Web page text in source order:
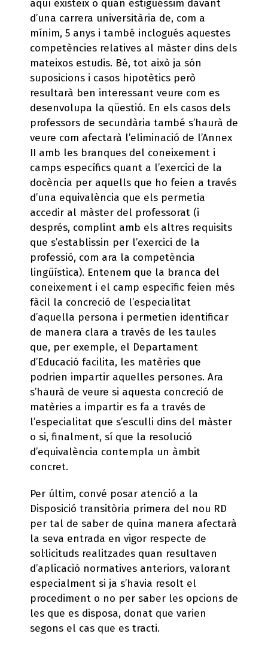
aquí existeix o quan estiguéssim davant
d’una carrera universitària de, com a
mínim, 5 anys i també inclogués aquestes
competències relatives al màster dins dels
mateixos estudis. Bé, tot això ja són
suposicions i casos hipotètics però
resultarà ben interessant veure com es
desenvolupa la qüestió. En els casos dels
professors de secundària també s’haurà de
veure com afectarà l’eliminació de l’Annex
II amb les branques del coneixement i
camps específics quant a l’exercici de la
docència per aquells que ho feien a través
d’una equivalència que els permetia
accedir al màster del professorat (i
després, complint amb els altres requisits
que s’establissin per l’exercici de la
professió, com ara la competència
lingüística). Entenem que la branca del
coneixement i el camp específic feien més
fàcil la concreció de l’especialitat
d’aquella persona i permetien identificar
de manera clara a través de les taules
que, per exemple, el Departament
d’Educació facilita, les matèries que
podrien impartir aquelles persones. Ara
s’haurà de veure si aquesta concreció de
matèries a impartir es fa a través de
l’especialitat que s’esculli dins del màster
o si, finalment, sí que la resolució
d’equivalència contempla un àmbit
concret.
Per últim, convé posar atenció a la
Disposició transitòria primera del nou RD
per tal de saber de quina manera afectarà
la seva entrada en vigor respecte de
sol·licituds realitzades quan resultaven
d’aplicació normatives anteriors, valorant
especialment si ja s’havia resolt el
procediment o no per saber les opcions de
les que es disposa, donat que varien
segons el cas que es tracti.